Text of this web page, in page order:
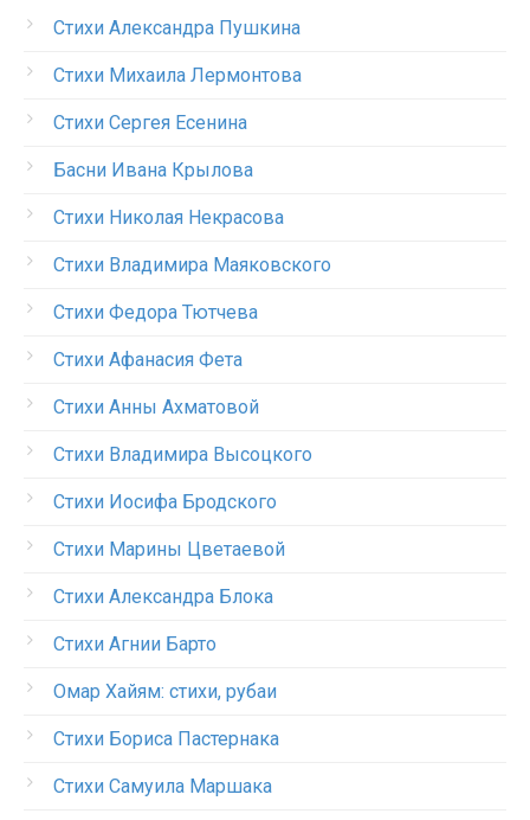
Стихи Александра Пушкина
Стихи Михаила Лермонтова
Стихи Сергея Есенина
Басни Ивана Крылова
Стихи Николая Некрасова
Стихи Владимира Маяковского
Стихи Федора Тютчева
Стихи Афанасия Фета
Стихи Анны Ахматовой
Стихи Владимира Высоцкого
Стихи Иосифа Бродского
Стихи Марины Цветаевой
Стихи Александра Блока
Стихи Агнии Барто
Омар Хайям: стихи, рубаи
Стихи Бориса Пастернака
Стихи Самуила Маршака